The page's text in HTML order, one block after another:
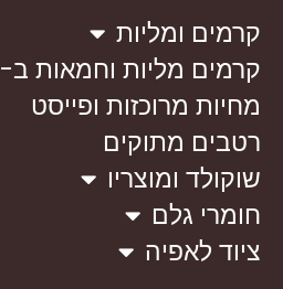
קרמים ומליות
קרמים מליות וחמאות ב-300 גרם
מחיות מרוכזות ופייסט
רטבים מתוקים
שוקולד ומוצריו
חומרי גלם
ציוד לאפיה